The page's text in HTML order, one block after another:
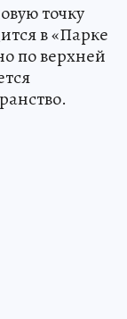
точку
в «Парке
по верхней